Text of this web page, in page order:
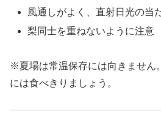
風通しがよく、直射日光の当
梨同士を重ねないように注意
※夏場は常温保存には向きません
には食べきりましょう。